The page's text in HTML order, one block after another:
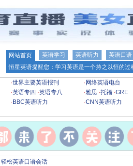
网站首页 英语学习 英语听力
英语口语
恒星英语提醒您：学习英语是一个持之以恒的
·世界主要英语报刊 · 网络英语电台
·英语专四 ·英语专八 ·雅思 ·托福 ·GRE
· BBC英语听力 ·CNN英语听力
轻松英语口语会话